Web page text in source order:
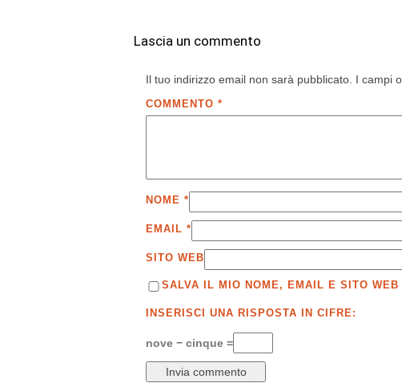
Lascia un commento
Il tuo indirizzo email non sarà pubblicato. I campi
COMMENTO *
NOME *
EMAIL *
SITO WEB
SALVA IL MIO NOME, EMAIL E SITO WEB
INSERISCI UNA RISPOSTA IN CIFRE:
nove − cinque =